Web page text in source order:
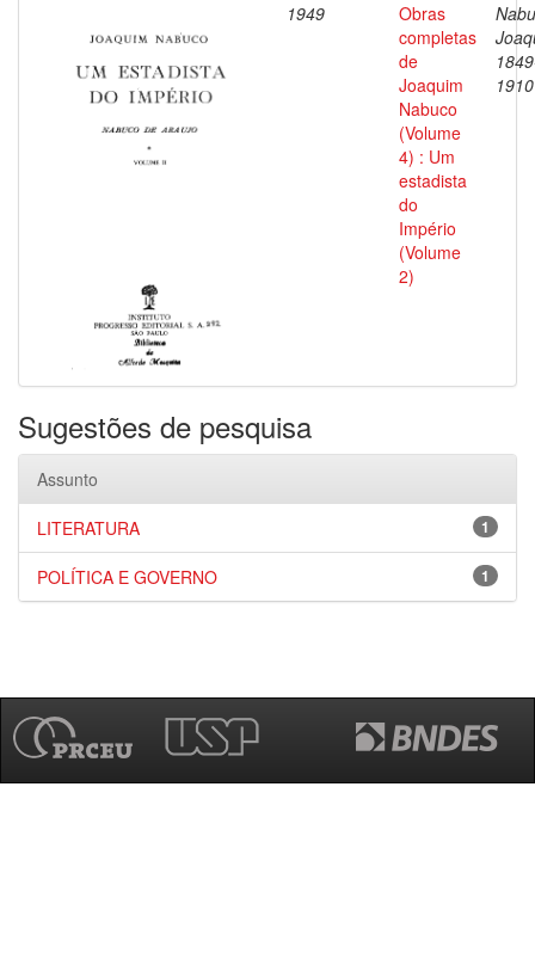
1949
Obras
completas
de
Joaquim
Nabuco
(Volume
4) : Um
estadista
do
Império
(Volume
2)
1910
Sugestões de pesquisa
Assunto
1
LITERATURA
1
POLÍTICA E GOVERNO